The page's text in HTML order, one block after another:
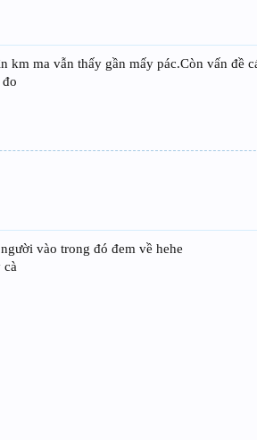
km ma vẫn thấy gần mấy pác.Còn vấn đề
vào trong đó đem về hehe
cà